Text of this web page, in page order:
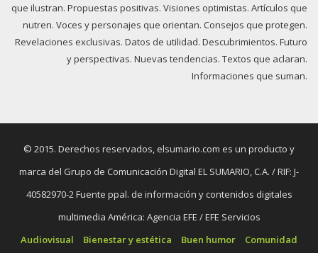
que ilustran. Propuestas positivas. Visiones optimistas. Artículos que
nutren. Voces y personajes que orientan. Consejos que protegen.
Revelaciones exclusivas. Datos de utilidad. Descubrimientos. Futuro
y perspectivas. Nuevas tendencias. Textos que aclaran.
Informaciones que suman.
© 2015. Derechos reservados, elsumario.com es un producto y
marca del Grupo de Comunicación Digital EL SUMARIO, C.A. / RIF: J-
40582970-2 Fuente ppal. de información y contenidos digitales
multimedia América: Agencia EFE / EFE Servicios
Audiovisual
Bienestar y estética Buen humor Comunidad